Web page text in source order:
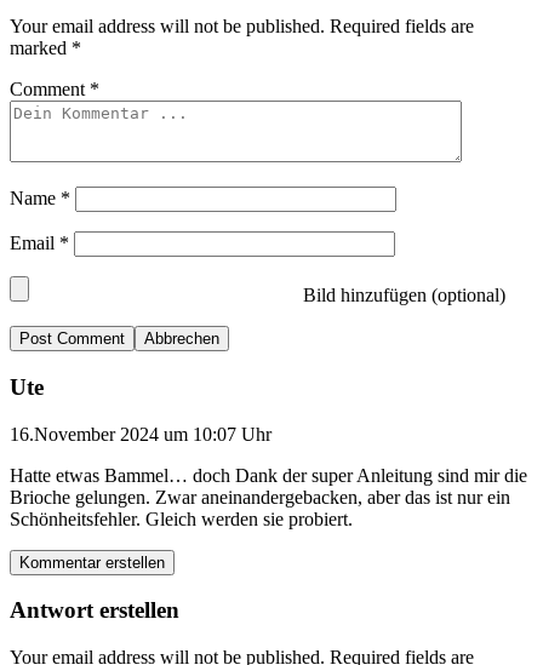
Your email address will not be published. Required fields are
marked *
Comment *
Name *
Email *
Bild hinzufügen (optional)
Abbrechen
Ute
16.November 2024 um 10:07 Uhr
Hatte etwas Bammel… doch Dank der super Anleitung sind mir die
Brioche gelungen. Zwar aneinandergebacken, aber das ist nur ein
Schönheitsfehler. Gleich werden sie probiert.
Kommentar erstellen
Antwort erstellen
Your email address will not be published. Required fields are